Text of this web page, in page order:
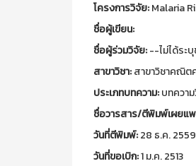
โครงการวิจัย:Malaria
ชื่อผู้เขียน:
ชื่อผู้ร่วมวิจัย:--ไม่ได้ระ
สาขาวิชา:สาขาวิชาคณิต
ประเภทบทความ:บทควา
ชื่อวารสาร/ตีพิมพ์เผยแ
วันที่ตีพิมพ์:28 ธ.ค. 2559
วันที่ขอเบิก:1 ม.ค. 2513